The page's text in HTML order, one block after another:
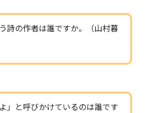
う詩の作者は誰ですか。（山村暮
よ」と呼びかけているのは誰です